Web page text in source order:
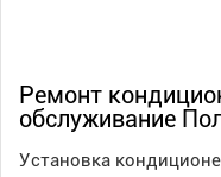
Ремонт
обслуживание
Установка